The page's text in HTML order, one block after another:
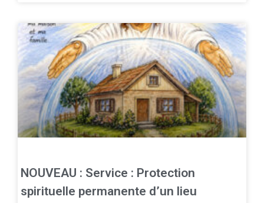
NOUVEAU : Service : Protection
spirituelle permanente d’un lieu